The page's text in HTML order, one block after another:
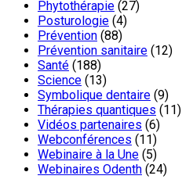
Phytothérapie (27)
Posturologie (4)
Prévention (88)
Prévention sanitaire (12)
Santé (188)
Science (13)
Symbolique dentaire (9)
Thérapies quantiques (11)
Vidéos partenaires (6)
Webconférences (11)
Webinaire à la Une (5)
Webinaires Odenth (24)